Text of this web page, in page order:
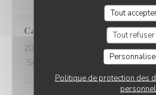
Tout
Tout refuser
Politique de protection des
personnel
Catherine
2026-08-08
- 12:30 - Couverts 3
Service
Ambiance:5/5 Cuisine